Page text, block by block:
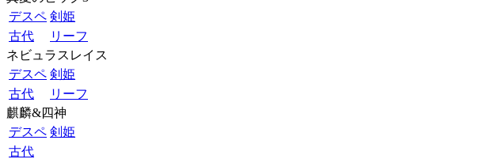
デスペ 剣姫
古代
リーフ
ネビュラスレイス
デスペ 剣姫
古代
リーフ
麒麟&四神
デスペ 剣姫
古代